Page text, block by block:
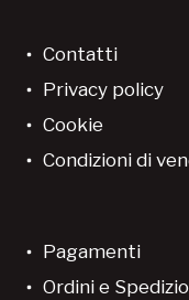
Contatti
Privacy policy
Cookie
Condizioni di
Pagamenti
Ordini e